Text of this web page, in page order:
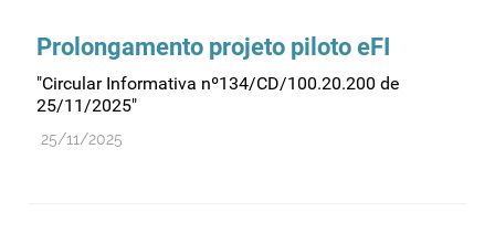
Prolongamento projeto piloto eFI
"Circular Informativa nº134/CD/100.20.200 de
25/11/2025"
25/11/2025